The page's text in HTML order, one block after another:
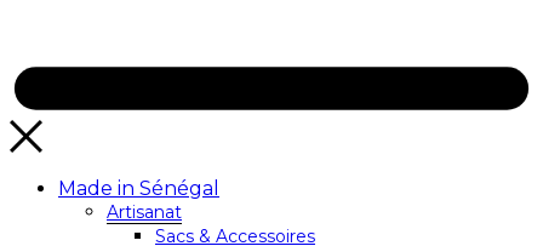
Made in Sénégal
Artisanat
Sacs & Accessoires